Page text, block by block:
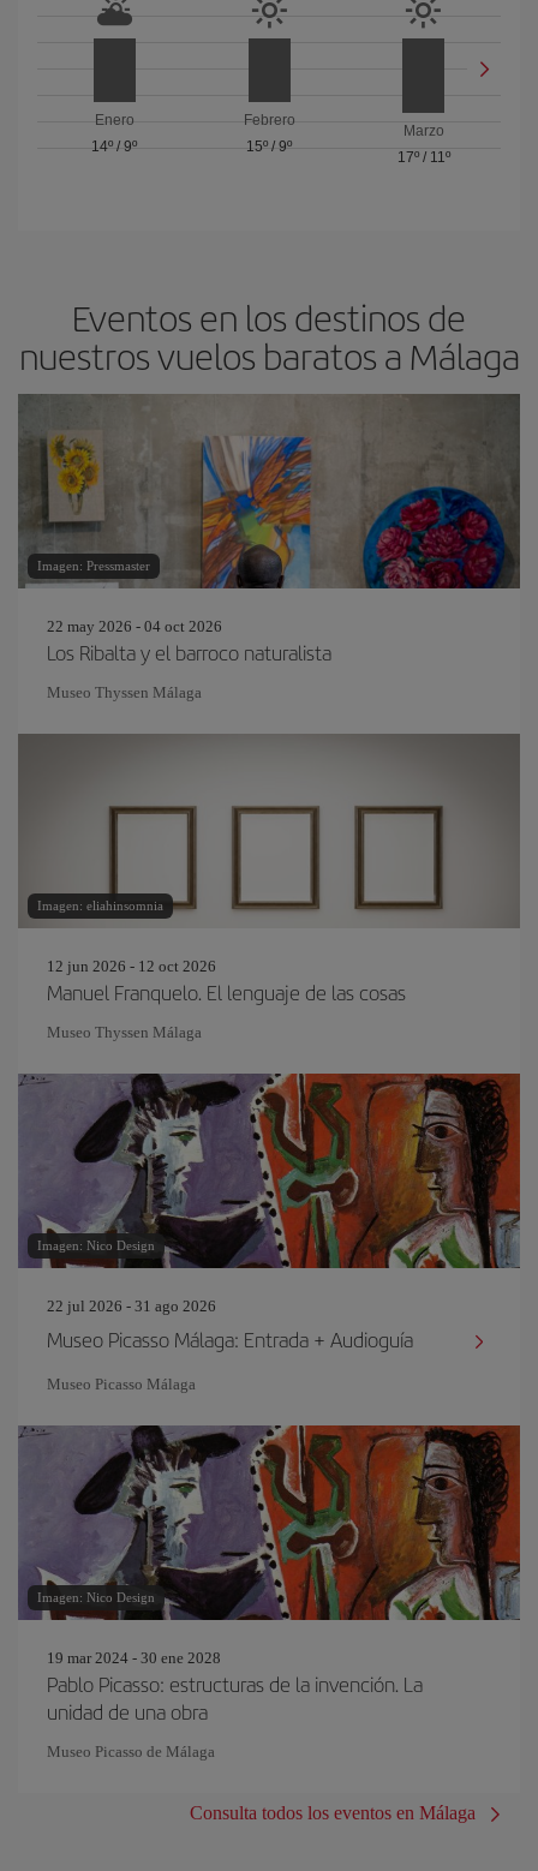
Enero
14º /9º
Febrero
15º / 9º
Marzo
17º/ 11º
Eventos en los destinos de
nuestros vuelos baratos a Málaga
Imagen: Pressmaster
22 may 2026 - 04 oct 2026
Los Ribalta y el barroco naturalista
Museo Thyssen Málaga
Imagen: eliahinsomnia
12 jun 2026 - 12 oct 2026
Manuel Franquelo. El lenguaje de las cosas
Museo Thyssen Málaga
Imagen: Nico Design
22 jul 2026 - 31 ago 2026
Museo Picasso Málaga: Entrada + Audioguía
Museo Picasso Málaga
Imagen: Nico Design
19 mar 2024 - 30 ene 2028
Pablo Picasso: estructuras de la invención. La
unidad de una obra
Museo Picasso de Málaga
Consulta todos los eventos en Málaga